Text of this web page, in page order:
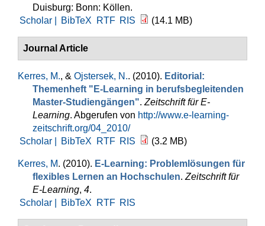
Duisburg: Bonn: Köllen.
Scholar |
BibTeX RTF RIS (14.1 MB)
Journal Article
Kerres, M., & Ojstersek, N.. (2010). Editorial:
Themenheft "E-Learning in berufsbegleitenden
Master-Studiengängen". Zeitschrift für E-
Learning. Abgerufen von http://www.e-learning-
zeitschrift.org/04_2010/
Scholar |
BibTeX RTF RIS (3.2 MB)
Kerres, M. (2010). E-Learning: Problemlösungen für
flexibles Lernen an Hochschulen. Zeitschrift für
E-Learning, 4.
Scholar |
BibTeX RTF RIS